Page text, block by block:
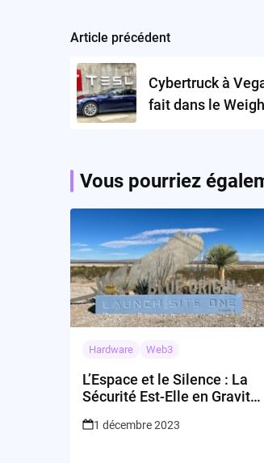
Post
navigation
Article précédent
Cybertruck à
fait dans le
Vous pourriez
Hardware Web3
L’Espace et le Silence : La
Sécurité Est-Elle en Gravité
1 décembre 2023